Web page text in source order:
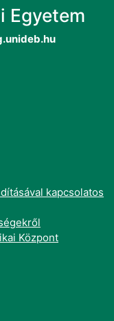
Egyetem
kapcsolatos
Központ